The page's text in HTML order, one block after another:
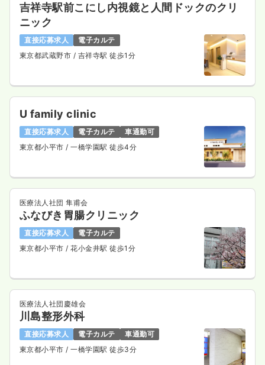
吉祥寺駅前こにし内視鏡と人間ドックのクリ
ニック
直接応募求人
電子カルテ
東京都武蔵野市 / 吉祥寺駅 徒歩1分
U family clinic
直接応募求人 電子カルテ
車通勤可
東京都小平市/ 一橋学園駅 徒歩4分
医療法人社団 隼甫会
ふなびき胃腸クリニック
直接応募求人
電子カルテ
東京都小平市/ 花小金井駅 徒歩1分
医療法人社団慶雄会
川島整形外科
直接応募求人 電子カルテ
車通勤可
東京都小平市/ 一橋学園駅 徒歩3分